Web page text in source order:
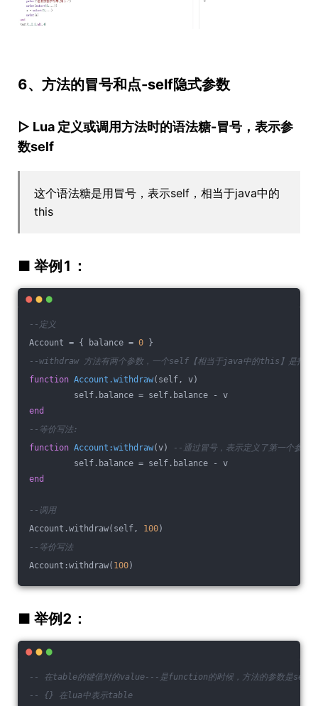
6、方法的冒号和点-self隐式参数
▷ Lua 定义或调用方法时的语法糖-冒号，表示参
数self
这个语法糖是用冒号，表示self，相当于java中的
this
■ 举例1：
--定义
Account = { balance = 0 }
--withdraw 方法有两个参数，一个self【相当于java中的this】是指
function Account.withdraw(self, v)
self.balance = self.balance - v
end
--等价写法:
function Account:withdraw(v)
--通过冒号，表示定义了第一个参
self.balance = self.balance - v
end
--调用
Account.withdraw(self, 100)
--等价写法
Account:withdraw( 100)
■ 举例2：
-- 在table的键值对的value---是function的时候，方法的参数是self
-- {} 在lua中表示table